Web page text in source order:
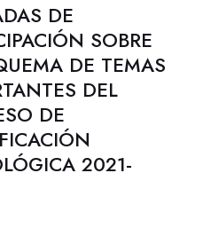
DE
SOBRE
DE TEMAS
DEL
DE
2021-